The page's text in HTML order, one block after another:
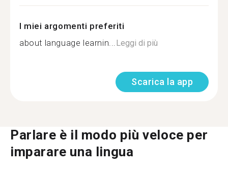
I miei argomenti preferiti
about language learnin... Leggi di più
Scarica la app
Parlare è il modo più veloce per
imparare una lingua